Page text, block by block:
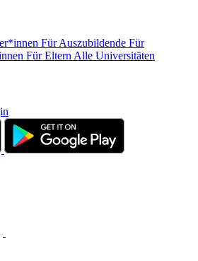
Für Auszubildende Für
Für Eltern Alle Universitäten